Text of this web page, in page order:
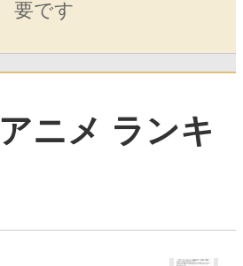
要です
ニメ ランキ